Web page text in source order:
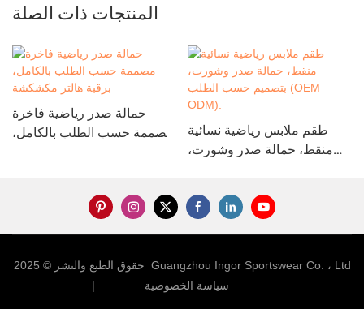
المنتجات ذات الصلة
حمالة صدر رياضية فاخرة
مصممة حسب الطلب بالكامل،
طقم ملابس رياضية نسائية
منقط، حمالة صدر وشورت،
حقوق الطبع والنشر © 2025 Guangzhou Ingor Sportswear Co. ، Ltd
|
سياسة الخصوصية